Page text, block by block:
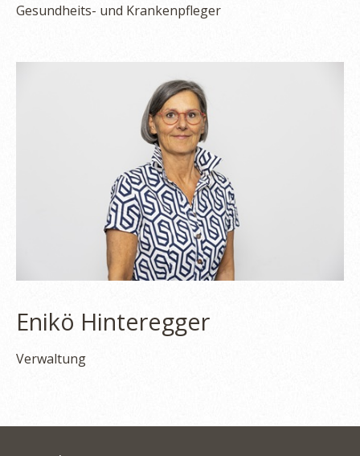
Gesundheits- und Krankenpfleger
Enikö Hinteregger
Verwaltung